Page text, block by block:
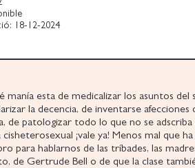
Una memoria del propio cuerpo que es
colectiva, una celebración de lo
18-12-2024
manía esta de medicalizar los asuntos del
la decencia, de inventarse afecciones
de patologizar todo lo que no se adscriba
¡vale ya! Menos mal que ha
para hablarnos de las tríbades, las
de Gertrude Bell o de que la clase